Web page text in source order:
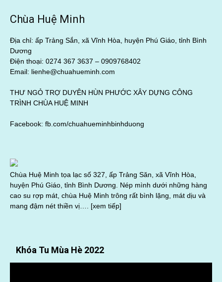
Chùa Huệ Minh
Địa chỉ: ấp Trảng Sắn, xã Vĩnh Hòa, huyện Phú Giáo, tỉnh Bình
Dương
Điện thoại: 0274 367 3637 – 0909768402
Email: lienhe@chuahueminh.com
THƯ NGỎ TRỢ DUYÊN HÙN PHƯỚC XÂY DỰNG CÔNG
TRÌNH CHÙA HUỆ MINH
Facebook: fb.com/chuahueminhbinhduong
Chùa Huệ Minh tọa lạc số 327, ấp Trảng Săn, xã Vĩnh Hòa,
huyện Phú Giáo, tỉnh Bình Dương. Nép mình dưới những hàng
cao su rợp mát, chùa Huệ Minh trông rất bình lặng, mát dịu và
mang đậm nét thiền vị…. [xem tiếp]
Khóa Tu Mùa Hè 2022